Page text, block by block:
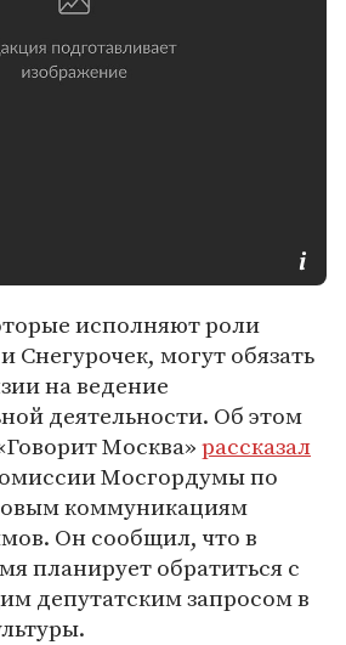
исполняют роли
Снегурочек, могут обязать
на ведение
деятельности. Об этом
Москва»рассказал
Мосгордумы по
коммуникациям
Он сообщил, что в
планирует обратиться с
депутатским запросом в